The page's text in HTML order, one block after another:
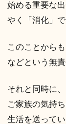
始める重要な
やく「消化」
このことから
などという無
それと同時に
ご家族の気持
生活を送って